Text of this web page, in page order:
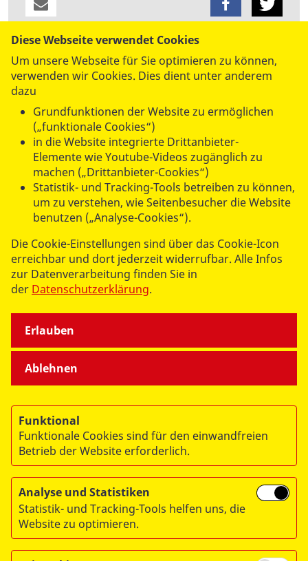
datenschutzkonform mitShariff
UNSERE ANGEBOTE
SPENDEN & STIFTEN
ÜBER UNS
© 2026 ASB Deutschland e.V.
Impressum
RITA
Diese Webseite verwendet Cookies
Um unsere Webseite für Sie optimieren zu können,
verwenden wir Cookies. Dies dient unter anderem
dazu
Grundfunktionen der Website zu ermöglichen
(„funktionale Cookies“)
in die Website integrierte Drittanbieter-
Elemente wie Youtube-Videos zugänglich zu
machen („Drittanbieter-Cookies“)
Statistik- und Tracking-Tools betreiben zu können,
um zu verstehen, wie Seitenbesucher die Website
benutzen („Analyse-Cookies“).
Die Cookie-Einstellungen sind über das Cookie-Icon
erreichbar und dort jederzeit widerrufbar. Alle Infos
zur Datenverarbeitung finden Sie in
der Datenschutzerklärung.
Ablehnen
Erlauben
Funktional
Funktionale Cookies sind für den einwandfreien
Betrieb der Website erforderlich.
Analyse und Statistiken
Statistik- und Tracking-Tools helfen uns, die
Website zu optimieren.